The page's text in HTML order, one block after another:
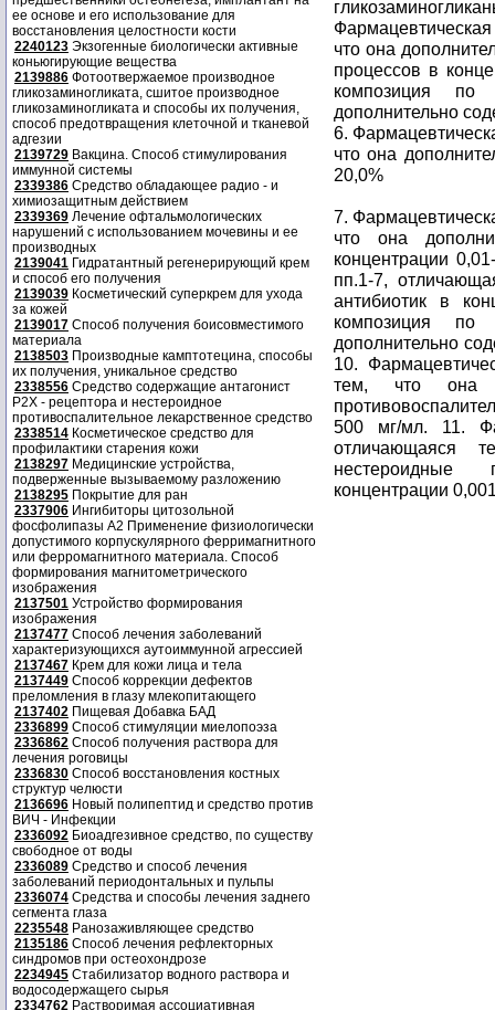
ее основе и его использование для
восстановления целостности кости
2240123 Экзогенные биологически активные
коньюгирующие вещества
2139886 Фотоотвержаемое производное
гликозаминогликата, сшитое производное
гликозаминогликата и способы их получения,
способ предотвращения клеточной и тканевой
адгезии
2139729 Вакцина. Способ стимулирования
иммунной системы
2339386 Средство обладающее радио - и
химиозащитным действием
2339369 Лечение офтальмологических
нарушений с использованием мочевины и ее
производных
2139041 Гидратантный регенерирующий крем
и способ его получения
2139039 Косметический суперкрем для ухода
за кожей
2139017 Способ получения боисовместимого
материала
2138503 Производные камптотецина, способы
их получения, уникальное средство
2338556 Средство содержащие антагонист
Р2Х - рецептора и нестероидное
противоспалительное лекарственное средство
2338514 Косметическое средство для
профилактики старения кожи
2138297 Медицинские устройства,
подверженные вызываемому разложению
2138295 Покрытие для ран
2337906 Ингибиторы цитозольной
фосфолипазы А2 Применение физиологически
допустимого корпускулярного ферримагнитного
или ферромагнитного материала. Способ
формирования магнитометрического
изображения
2137501 Устройство формирования
изображения
2137477 Способ лечения заболеваний
характеризующихся аутоиммунной агрессией
2137467 Крем для кожи лица и тела
2137449 Способ коррекции дефектов
преломления в глазу млекопитающего
2137402 Пищевая Добавка БАД
2336899 Способ стимуляции миелопоэза
2336862 Способ получения раствора для
лечения роговицы
2336830 Способ восстановления костных
структур челюсти
2136696 Новый полипептид и средство против
ВИЧ - Инфекции
2336092 Биоадгезивное средство, по существу
свободное от воды
2336089 Средство и способ лечения
заболеваний периодонтальных и пульпы
2336074 Средства и способы лечения заднего
сегмента глаза
2235548 Ранозаживляющее средство
2135186 Способ лечения рефлекторных
синдромов при остеохондрозе
2234945 Стабилизатор водного раствора и
водосодержащего сырья
2334762 Растворимая ассоциативная
что она
процессов в
композиция
дополнительно
6.
что она
20,0%
7.
что она
концентрации
пп.1-7,
антибиотик в
композиция
дополнительно
10.
тем, что она
500 мг/мл. 11.
отличающаяся
нестероидные
концентрации